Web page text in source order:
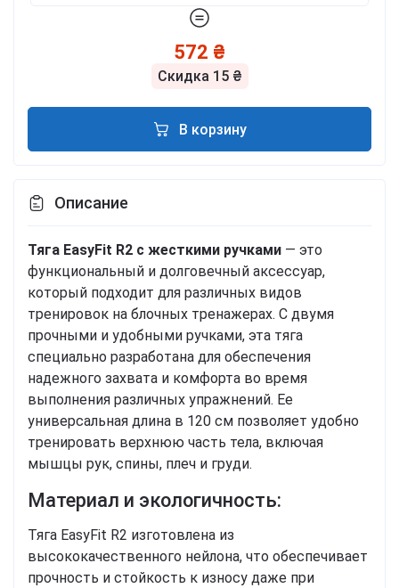
572 ₴
Скидка 15 ₴
В корзину
Описание
Тяга EasyFit R2 с жесткими ручками — это
функциональный и долговечный аксессуар,
который подходит для различных видов
тренировок на блочных тренажерах. С двумя
прочными и удобными ручками, эта тяга
специально разработана для обеспечения
надежного захвата и комфорта во время
выполнения различных упражнений. Ее
универсальная длина в 120 см позволяет удобно
тренировать верхнюю часть тела, включая
мышцы рук, спины, плеч и груди.
Материал и экологичность:
Тяга EasyFit R2 изготовлена из
высококачественного нейлона, что обеспечивает
прочность и стойкость к износу даже при